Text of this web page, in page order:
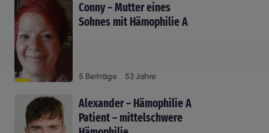
Conny – Mutter eines
Sohnes mit Hämophilie A
5 Beiträge 53 Jahre
Alexander – Hämophilie A
Patient – mittelschwere